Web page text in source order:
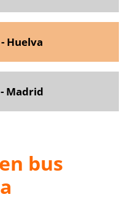
Huelva
Madrid
bus